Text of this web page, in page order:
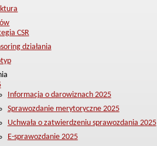
CSR
działania
Informacja o darowiznach 2025
Sprawozdanie merytoryczne 2025
Uchwała o zatwierdzeniu sprawozdania 2025
E-sprawozdanie 2025